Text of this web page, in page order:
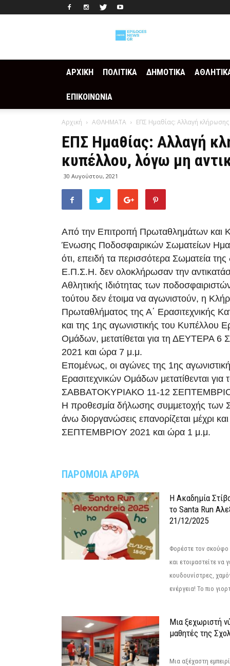
ΑΡΧΙΚΗ ΠΟΛΙΤΙΚΑ ΔΗΜΟΤΙΚΑ
ΕΠΙΚΟΙΝΩΝΙΑ
Αρχική ΑΘΛΗΜΑΤΑ ΕΠΣ Ημαθίας: Αλλαγή
ΕΠΣ Ημαθίας: Αλλαγή
κυπέλλου, λόγω μη
30 Αυγούστου, 2021
Από την Επιτροπή Πρωταθλημάτων και
Ένωσης Ποδοσφαιρικών Σωματείων
ότι, επειδή τα περισσότερα Σωματεία
Ε.Π.Σ.Η. δεν ολοκλήρωσαν την
Αθλητικής Ιδιότητας των
τούτου δεν έτοιμα να αγωνιστούν, η
Πρωταθλήματος της Α΄ Ερασιτεχνικής
και της 1ης αγωνιστικής του Κυπέλλου
Ομάδων, μετατίθεται για τη ΔΕΥΤΕΡΑ
2021 και ώρα 7 μ.μ.
Επομένως, οι αγώνες της 1ης
Ερασιτεχνικών Ομάδων μετατίθενται για
ΣΑΒΒΑΤΟΚΥΡΙΑΚΟ 11-12
Η προθεσμία δήλωσης συμμετοχής των
άνω διοργανώσεις επανορίζεται μέχρι
ΣΕΠΤΕΜΒΡΙΟΥ 2021 και ώρα 1 μ.μ.
ΠΑΡΟΜΟΙΑ ΑΡΘΡΑ
Η Ακαδημία
το Santa Run
21/12/2025
Φορέστε τον σκούφο
και ετοιμαστείτε να
κουδουνίστρες,
ενέργεια! Το πιο
Μια ξεχωριστή
μαθητές της
Μια αξέχαστη